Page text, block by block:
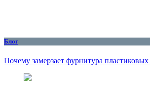
Блог
Почему замерзает фурнитура